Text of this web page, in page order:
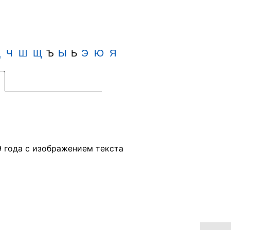
Ч Ш Щ Ъ Ы Ь Э Ю Я